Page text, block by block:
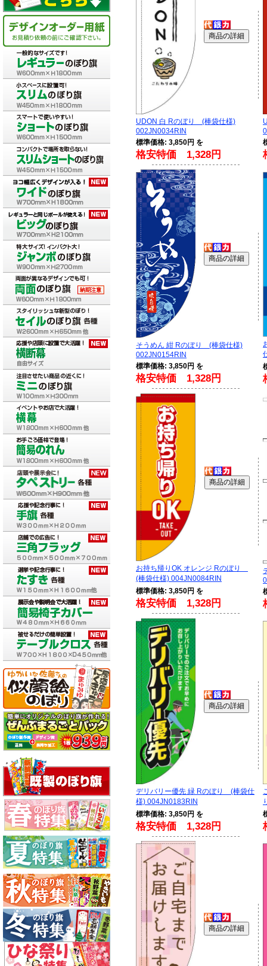
UDON 白 Rのぼり (棒袋仕様)
002JN0034RIN
標準価格: 3,850円 を
格安特価 1,328円
そうめん 紺 Rのぼり (棒袋仕様)
002JN0154RIN
標準価格: 3,850円 を
格安特価 1,328円
お持ち帰りOK オレンジ Rのぼり
(棒袋仕様) 004JN0084RIN
標準価格: 3,850円 を
格安特価 1,328円
デリバリー優先 緑 Rのぼり (棒袋仕
様) 004JN0183RIN
標準価格: 3,850円 を
格安特価 1,328円